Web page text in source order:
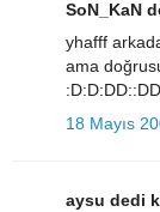
SoN_KaN
yhafff
ama
18 Mayıs
aysu dedi